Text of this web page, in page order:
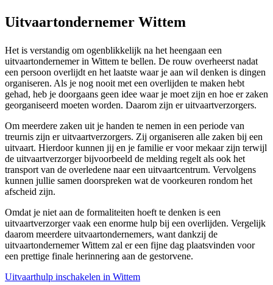
Uitvaartondernemer Wittem
Het is verstandig om ogenblikkelijk na het heengaan een
uitvaartondernemer in Wittem te bellen. De rouw overheerst nadat
een persoon overlijdt en het laatste waar je aan wil denken is dingen
organiseren. Als je nog nooit met een overlijden te maken hebt
gehad, heb je doorgaans geen idee waar je moet zijn en hoe er zaken
georganiseerd moeten worden. Daarom zijn er uitvaartverzorgers.
Om meerdere zaken uit je handen te nemen in een periode van
treurnis zijn er uitvaartverzorgers. Zij organiseren alle zaken bij een
uitvaart. Hierdoor kunnen jij en je familie er voor mekaar zijn terwijl
de uitvaartverzorger bijvoorbeeld de melding regelt als ook het
transport van de overledene naar een uitvaartcentrum. Vervolgens
kunnen jullie samen doorspreken wat de voorkeuren rondom het
afscheid zijn.
Omdat je niet aan de formaliteiten hoeft te denken is een
uitvaartverzorger vaak een enorme hulp bij een overlijden. Vergelijk
daarom meerdere uitvaartondernemers, want dankzij de
uitvaartondernemer Wittem zal er een fijne dag plaatsvinden voor
een prettige finale herinnering aan de gestorvene.
Uitvaarthulp inschakelen in Wittem